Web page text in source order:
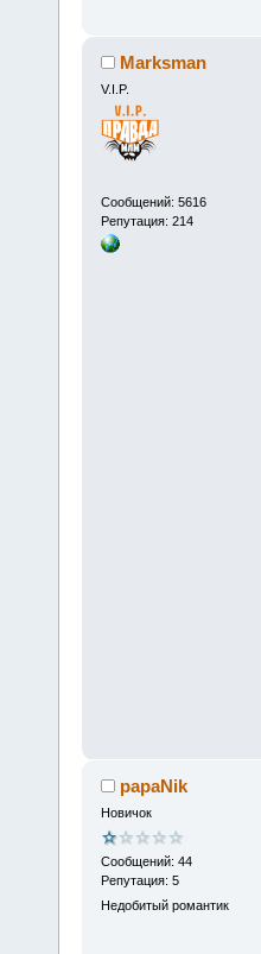
Marksman
V.I.P.
Сообщений: 5616
Репутация: 214
papaNik
Новичок
Сообщений: 44
Репутация: 5
Недобитый романтик